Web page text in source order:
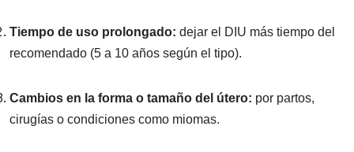
Tiempo de uso prolongado: dejar el DIU más tiempo del
recomendado (5 a 10 años según el tipo).
Cambios en la forma o tamaño del útero: por partos,
cirugías o condiciones como miomas.